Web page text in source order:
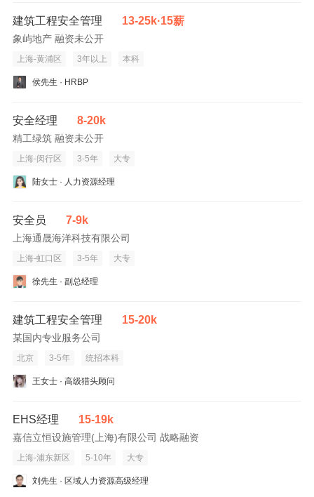
建筑工程安全管理 13-25k·15薪
象屿地产 融资未公开
上海-黄浦区 3年以上 本科
侯先生 · HRBP
安全经理 8-20k
精工绿筑 融资未公开
上海-闵行区 3-5年 大专
陆女士 · 人力资源经理
安全员 7-9k
上海通晟海洋科技有限公司
上海-虹口区 3-5年 大专
徐先生 · 副总经理
建筑工程安全管理 15-20k
某国内专业服务公司
北京 3-5年 统招本科
王女士 · 高级猎头顾问
EHS经理 15-19k
嘉信立恒设施管理(上海)有限公司 战略融资
上海-浦东新区 5-10年 大专
刘先生 · 区域人力资源高级经理